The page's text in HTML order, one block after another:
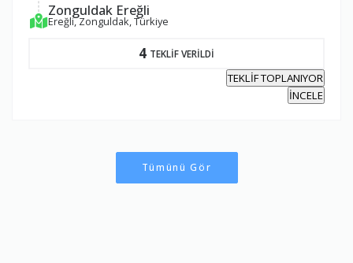
Zonguldak Ereğli
Ereğli, Zonguldak, Türkiye
4 TEKLİF VERİLDİ
TEKLİF TOPLANIYOR
İNCELE
Tümünü Gör